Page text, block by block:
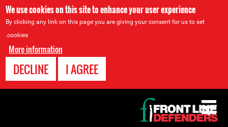
We use cookies on this site to enhance your user experience
By clicking any link on this page you are giving your consent for us to set
cookies.
More information
I AGREE
DECLINE
to
top